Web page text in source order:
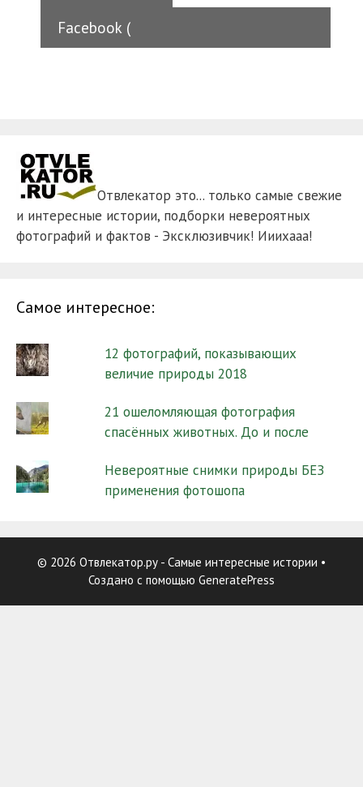
Facebook (
Отвлекатор это... только самые свежие
и интересные истории, подборки невероятных
фотографий и фактов - Эксклюзивчик! Ииихааа!
Самое интересное:
12 фотографий, показывающих
величие природы 2018
21 ошеломляющая фотография
спасённых животных. До и после
Невероятные снимки природы БЕЗ
применения фотошопа
© 2026 Отвлекатор.ру - Самые интересные истории •
Создано с помощью GeneratePress